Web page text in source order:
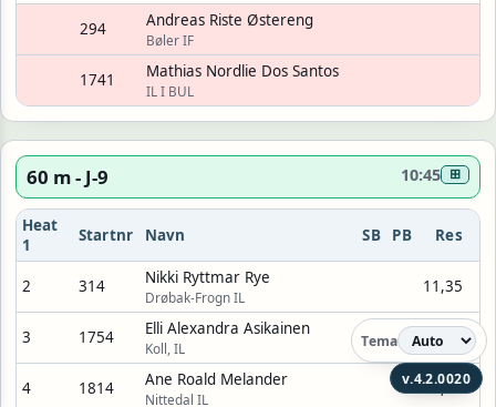
294 Andreas Riste Østereng
Bøler IF
1741 Mathias Nordlie Dos Santos
IL I BUL
60 m - J-9 10:45 ⊞
Heat
1
Startnr Navn SB PB Res
2 314 Nikki Ryttmar Rye
Drøbak-Frogn IL
11,35
3 1754 Elli Alexandra Asikainen
Koll, IL
10,64
4 1814 Ane Roald Melander
Nittedal IL
11,69
v.4.2.0020
Tema